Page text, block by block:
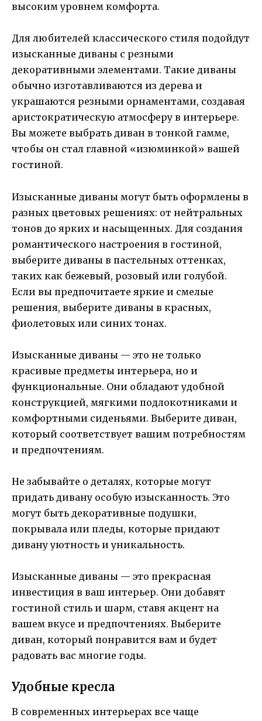
высоким уровнем комфорта.
Для любителей классического стиля подойдут
изысканные диваны с резными
декоративными элементами. Такие диваны
обычно изготавливаются из дерева и
украшаются резными орнаментами, создавая
аристократическую атмосферу в интерьере.
Вы можете выбрать диван в тонкой гамме,
чтобы он стал главной «изюминкой» вашей
гостиной.
Изысканные диваны могут быть оформлены в
разных цветовых решениях: от нейтральных
тонов до ярких и насыщенных. Для создания
романтического настроения в гостиной,
выберите диваны в пастельных оттенках,
таких как бежевый, розовый или голубой.
Если вы предпочитаете яркие и смелые
решения, выберите диваны в красных,
фиолетовых или синих тонах.
Изысканные диваны — это не только
красивые предметы интерьера, но и
функциональные. Они обладают удобной
конструкцией, мягкими подлокотниками и
комфортными сиденьями. Выберите диван,
который соответствует вашим потребностям
и предпочтениям.
Не забывайте о деталях, которые могут
придать дивану особую изысканность. Это
могут быть декоративные подушки,
покрывала или пледы, которые придают
дивану уютность и уникальность.
Изысканные диваны — это прекрасная
инвестиция в ваш интерьер. Они добавят
гостиной стиль и шарм, ставя акцент на
вашем вкусе и предпочтениях. Выберите
диван, который понравится вам и будет
радовать вас многие годы.
Удобные кресла
В современных интерьерах все чаще